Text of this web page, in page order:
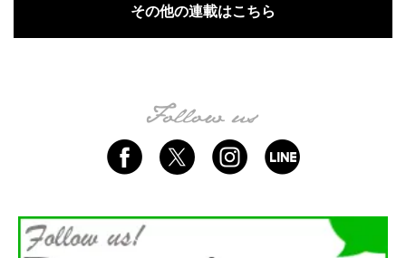
その他の連載はこちら